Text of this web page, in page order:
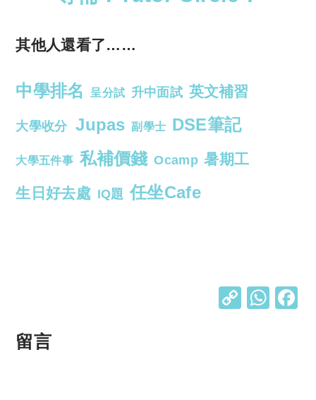
其他人還看了……
中學排名 呈分試 升中面試 英文補習
大學收分 Jupas 副學士 DSE筆記
大學五件事 私補價錢 Ocamp 暑期工
生日好去處 IQ題 任坐Cafe
C W
留言